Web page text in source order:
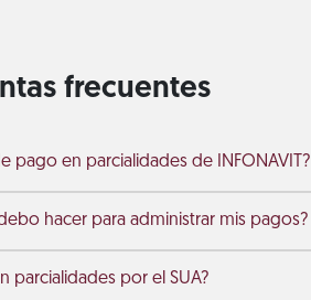
frecuentes
en parcialidades de INFONAVIT?
hacer para administrar mis pagos?
parcialidades por el SUA?